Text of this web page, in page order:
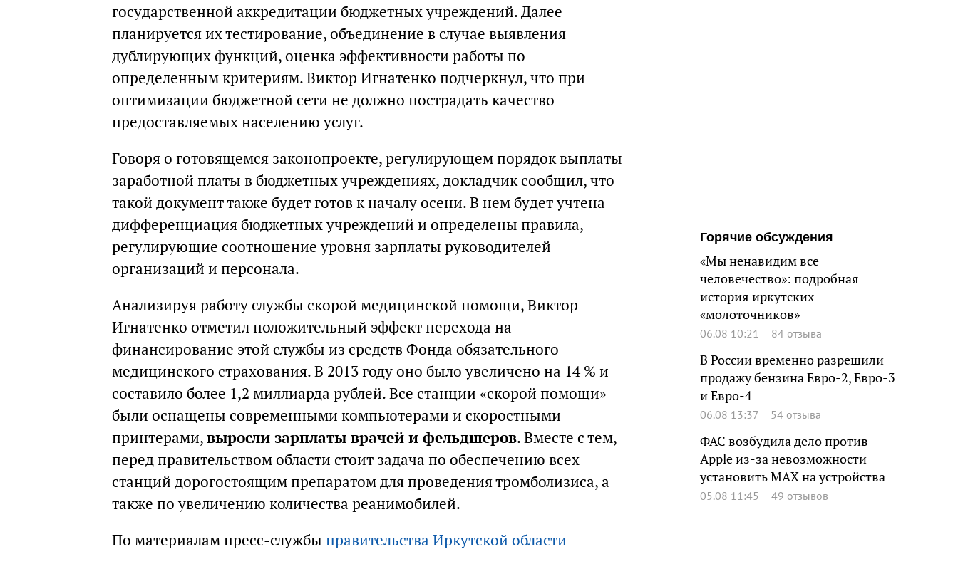
государственной аккредитации бюджетных учреждений. Далее
планируется их тестирование, объединение в случае выявления
дублирующих функций, оценка эффективности работы по
определенным критериям. Виктор Игнатенко подчеркнул, что при
оптимизации бюджетной сети не должно пострадать качество
предоставляемых населению услуг.
Говоря о готовящемся законопроекте, регулирующем порядок выплаты
заработной платы в бюджетных учреждениях, докладчик сообщил, что
такой документ также будет готов к началу осени. В нем будет учтена
дифференциация бюджетных учреждений и определены правила,
регулирующие соотношение уровня зарплаты руководителей
организаций и персонала.
Анализируя работу службы скорой медицинской помощи, Виктор
Игнатенко отметил положительный эффект перехода на
финансирование этой службы из средств Фонда обязательного
медицинского страхования. В 2013 году оно было увеличено на 14 % и
составило более 1,2 миллиарда рублей. Все станции «скорой помощи»
были оснащены современными компьютерами и скоростными
принтерами,выросли зарплаты врачей и фельдшеров. Вместе с тем,
перед правительством области стоит задача по обеспечению всех
станций дорогостоящим препаратом для проведения тромболизиса, а
также по увеличению количества реанимобилей.
По материалам пресс-службы правительства Иркутской области
Горячие обсуждения
«Мы ненавидим все
человечество»: подробная
история иркутских
«молоточников»
06.08 10:21 84 отзыва
В России временно разрешили
продажу бензина Евро-2, Евро-3
и Евро-4
06.08 13:37 54 отзыва
ФАС возбудила дело против
Apple из-за невозможности
установить MAX на устройства
05.08 11:45 49 отзывов